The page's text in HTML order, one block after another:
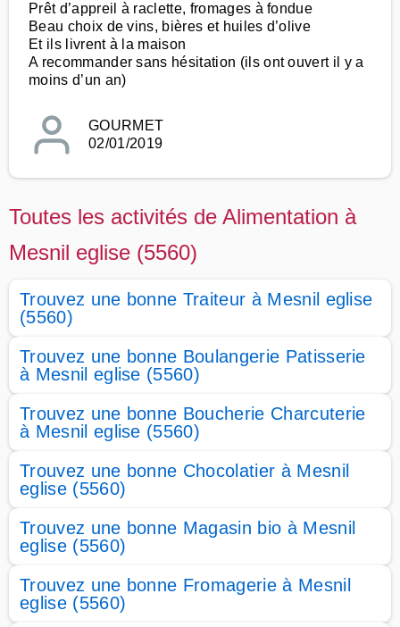
Prêt d’appreil à raclette, fromages à fondue
Beau choix de vins, bières et huiles d’olive
Et ils livrent à la maison
A recommander sans hésitation (ils ont ouvert il y a
moins d’un an)
GOURMET
02/01/2019
Toutes les activités de Alimentation à
Mesnil eglise (5560)
Trouvez une bonne Traiteur à Mesnil eglise
(5560)
Trouvez une bonne Boulangerie Patisserie
à Mesnil eglise (5560)
Trouvez une bonne Boucherie Charcuterie
à Mesnil eglise (5560)
Trouvez une bonne Chocolatier à Mesnil
eglise (5560)
Trouvez une bonne Magasin bio à Mesnil
eglise (5560)
Trouvez une bonne Fromagerie à Mesnil
eglise (5560)